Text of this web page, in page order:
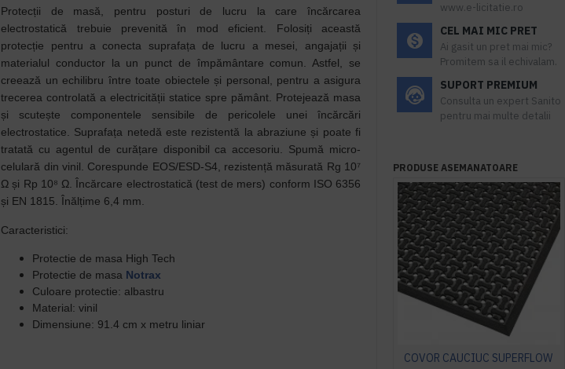
Protecții de masă, pentru posturi de lucru la care încărcarea
electrostatică trebuie prevenită în mod eficient. Folosiți această
protecție pentru a conecta suprafața de lucru a mesei, angajații și
materialul conductor la un punct de împământare comun. Astfel, se
creează un echilibru între toate obiectele și personal, pentru a asigura
trecerea controlată a electricității statice spre pământ. Protejează masa
și scutește componentele sensibile de pericolele unei încărcări
electrostatice. Suprafața netedă este rezistentă la abraziune și poate fi
tratată cu agentul de curățare disponibil ca accesoriu. Spumă micro-
celulară din vinil. Corespunde EOS/ESD-S4, rezistență măsurată Rg 10⁷
Ω și Rp 10⁸ Ω. Încărcare electrostatică (test de mers) conform ISO 6356
și EN 1815. Înălțime 6,4 mm.
Caracteristici:
Protectie de masa High Tech
Protectie de masa Notrax
Culoare protectie: albastru
Material: vinil
Dimensiune: 91.4 cm x metru liniar
www.e-licitatie.ro
CEL MAI MIC PRET
Ai gasit un pret mai mic?
Promitem sa il echivalam.
SUPORT PREMIUM
Consulta un expert Sanito
pentru mai multe detalii
PRODUSE ASEMANATOARE
COVOR CAUCIUC SUPERFLOW